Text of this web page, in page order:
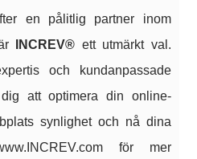
en pålitlig partner inom
INCREV® ett utmärkt val.
och kundanpassade
att optimera din online-
synlighet och nå dina
för mer